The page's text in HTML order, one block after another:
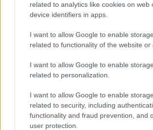
related to analytics like cookies on web
device identifiers in apps.
I want to allow Google to enable storage
related to functionality of the website or
I want to allow Google to enable storage
related to personalization.
I want to allow Google to enable storage
related to security, including
functionality and fraud prevention, and
user protection.
Compra tu coche de segunda
Heycar
¿Estás pensando en renovar tu coche?